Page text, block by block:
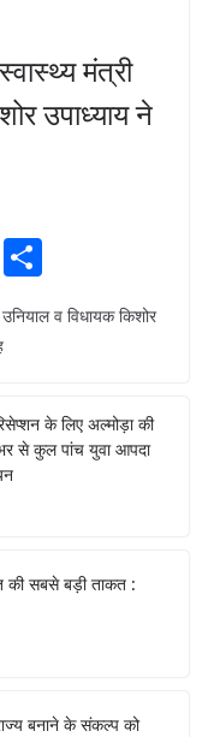
मंत्री
उपाध्याय ने
Li
n
ar
व विधायक किशोर
के लिए अल्मोड़ा की
से कुल पांच युवा आपदा
की सबसे बड़ी ताकत :
बनाने के संकल्प को